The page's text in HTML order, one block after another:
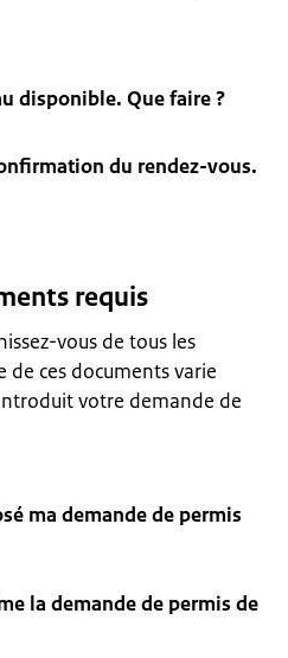
disponible. Que faire ?
du rendez-vous.
requis
vous de tous les
de ces documents varie
votre demande de
ma demande de permis
la demande de permis de